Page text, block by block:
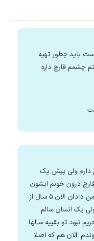
باید چطور تهیه
چشمم قارچ داره
آسم دارم ولی پیش یک
درون خونم ایشون
قرص وریکونازول ۲۰۰ میلی گرمی به من دادان الان ۵ سال از
یک انسان سالم
نبود تو بقییه سالها
.الان هم که اصلا